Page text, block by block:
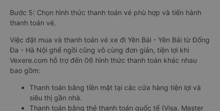
Bước 5: Chọn hình thức thanh toán vé phù hợp và tiến hành
thanh toán vé.
Việc đặt mua và thanh toán vé xe đi Yên Bái - Yên Bái từ Đống
Đa - Hà Nội ghế ngồi cũng vô cùng đơn giản, tiện lợi khi
Vexere.com hỗ trợ đến 06 hình thức thanh toán khác nhau
bao gồm:
Thanh toán bằng tiền mặt tại các cửa hàng tiện lợi và
siêu thị gần nhà.
Thanh toán bằng thẻ thanh toán quốc tế (Visa, Master